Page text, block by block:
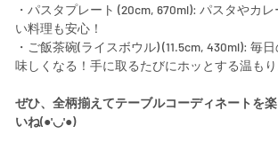
・パスタプレート (20cm, 670ml): パスタやカ
い料理も安心！
・ご飯茶碗(ライスボウル) (11.5cm, 430ml): 毎
味しくなる！手に取るたびにホッとする温もり
ぜひ、全柄揃えてテーブルコーディネートを
いね(●'◡'●)